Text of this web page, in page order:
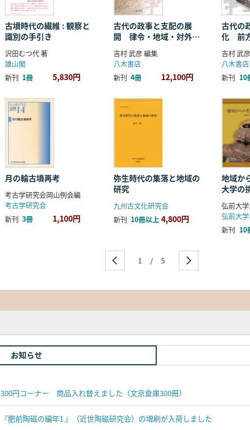
古墳時代の繊維 : 観察と
識別の手引き
沢田むつ代 著
雄山閣
新刊 1冊 5,830円
古代の政事と支配の展
開 律令・地域・対外関
係
吉村 武彦 編集
八木書店
新刊 4冊 12,100円
古代の
化 前
ことば
吉村 武
八木書店
新刊 10
月の輪古墳再考
考古学研究会岡山例会編
考古学研究会
新刊 3冊 1,100円
弥生時代の集落と地域の
研究
九州古文化研究会
新刊 10冊以上 4,800円
地域か
大学の
弘前大
新刊 10
1 / 5
お知らせ
300円コーナー 商品入れ替えました（文京倉庫300冊）
『肥前陶磁の編年1 』（近世陶磁研究会）の増刷が入荷しました